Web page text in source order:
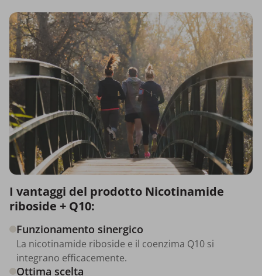
I vantaggi del prodotto Nicotinamide
riboside + Q10:
Funzionamento sinergico
La nicotinamide riboside e il coenzima Q10 si
integrano efficacemente.
Ottima scelta